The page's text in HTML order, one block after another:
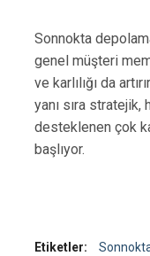
Sonnokta
genel müşteri
ve karlılığı da
yanı sıra stratejik,
desteklenen çok
başlıyor.
Etiketler: